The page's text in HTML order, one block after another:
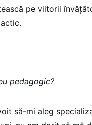
pe viitorii
pedagogic?
să-mi aleg